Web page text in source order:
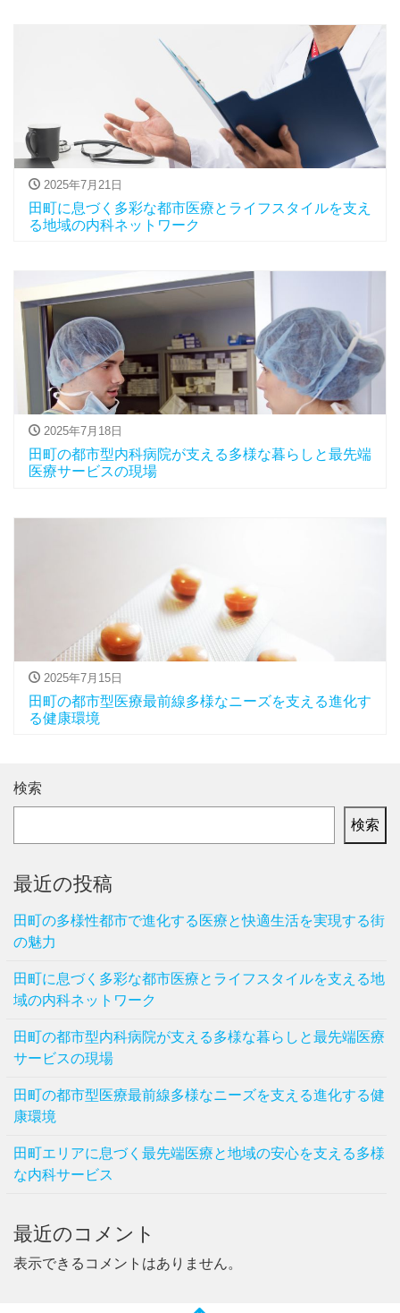
2025年7月21日
田町に息づく多彩な都市医療とライフスタイルを支え
る地域の内科ネットワーク
2025年7月18日
田町の都市型内科病院が支える多様な暮らしと最先端
医療サービスの現場
2025年7月15日
田町の都市型医療最前線多様なニーズを支える進化す
る健康環境
検索
検索
最近の投稿
田町の多様性都市で進化する医療と快適生活を実現する街
の魅力
田町に息づく多彩な都市医療とライフスタイルを支える地
域の内科ネットワーク
田町の都市型内科病院が支える多様な暮らしと最先端医療
サービスの現場
田町の都市型医療最前線多様なニーズを支える進化する健
康環境
田町エリアに息づく最先端医療と地域の安心を支える多様
な内科サービス
最近のコメント
表示できるコメントはありません。